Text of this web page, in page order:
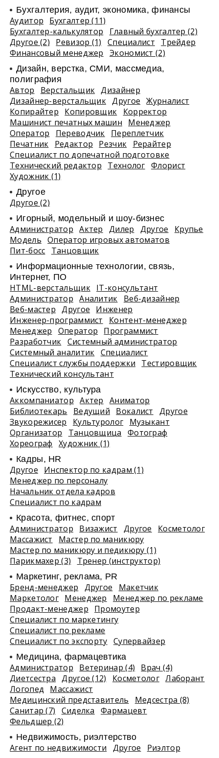
Бухгалтерия, аудит, экономика, финансы
Аудитор
Бухгалтер (11)
Бухгалтер-калькулятор
Главный бухгалтер (2)
Другое (2)
Ревизор (1) Специалист
Трейдер
Финансовый менеджер
Экономист (2)
Дизайн, верстка, СМИ, массмедиа,
полиграфия
Автор Верстальщик Дизайнер
Дизайнер-верстальщик Другое
Журналист
Копирайтер
Копировщик
Корректор
Машинист печатных машин
Менеджер
Оператор
Переводчик
Переплетчик
Печатник
Редактор Резчик
Рерайтер
Специалист по допечатной подготовке
Технический редактор
Технолог Флорист
Художник (1)
Другое
Другое (2)
Игорный, модельный и шоу-бизнес
Администратор Актер Дилер Другое
Крупье
Модель Оператор игровых автоматов
Пит-босс
Танцовщик
Информационные технологии, связь,
Интернет, ПО
HTML-верстальщик IT-консультант
Администратор
Аналитик
Веб-дизайнер
Веб-мастер
Другое
Инженер
Инженер-программист
Контент-менеджер
Менеджер
Оператор
Программист
Разработчик Системный администратор
Системный аналитик Специалист
Специалист службы поддержки
Тестировщик
Технический консультант
Искусство, культура
Аккомпаниатор Актер
Аниматор
Библиотекарь
Ведущий Вокалист
Другое
Звукорежисер
Культуролог
Музыкант
Организатор
Танцовщица
Фотограф
Хореограф
Художник (1)
Кадры, HR
Другое
Инспектор по кадрам (1)
Менеджер по персоналу
Начальник отдела кадров
Специалист по кадрам
Красота, фитнес, спорт
Администратор Визажист Другое
Косметолог
Массажист
Мастер по маникюру
Мастер по маникюру и педикюру (1)
Парикмахер (3)
Тренер (инструктор)
Маркетинг, реклама, PR
Бренд-менеджер Другое
Макетчик
Маркетолог Менеджер
Менеджер по рекламе
Продакт-менеджер
Промоутер
Специалист по маркетингу
Специалист по рекламе
Специалист по экспорту Супервайзер
Медицина, фармацевтика
Администратор Ветеринар (4)
Врач (4)
Диетсестра
Другое (12) Косметолог Лаборант
Логопед
Массажист
Медицинский представитель
Медсестра (8)
Санитар (7)
Сиделка
Фармацевт
Фельдшер (2)
Недвижимость, риэлтeрство
Агент по недвижимости Другое Риэлтор